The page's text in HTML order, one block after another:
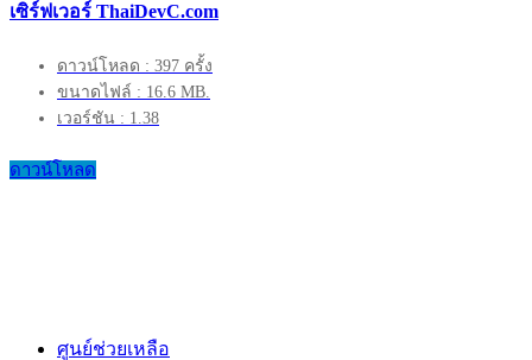
เซิร์ฟเวอร์ ThaiDevC.com
ดาวน์โหลด : 397 ครั้ง
ขนาดไฟล์ : 16.6 MB.
เวอร์ชัน : 1.38
ดาวน์โหลด
ศูนย์ช่วยเหลือ